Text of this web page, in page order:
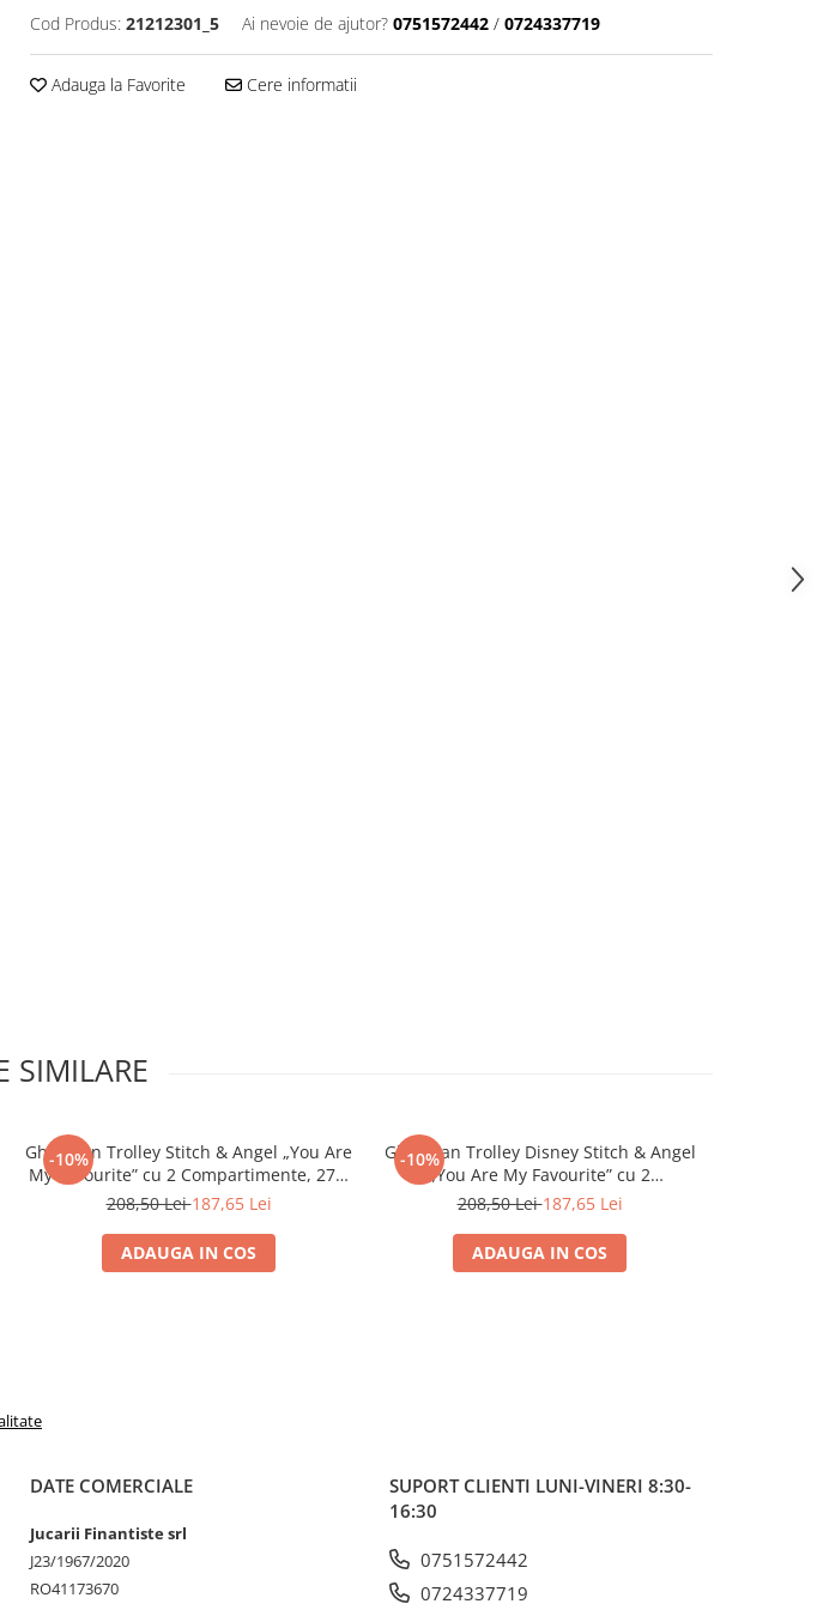
Cod Produs: 21212301_5 Ai nevoie de ajutor? 0751572442 / 0724337719
Adauga la Favorite Cere informatii
SIMILARE
-10%
Ghiozdan Trolley Stitch & Angel „You Are
My Favourite” cu 2 Compartimente, 27 ×
10 × 31 cm
208,50 Lei187,65 Lei
ADAUGA IN COS
-10%
Ghiozdan Trolley Disney Stitch & Angel
„You Are My Favourite” cu 2
Compartimente, 27 × 10 × 31 cm
208,50 Lei187,65 Lei
ADAUGA IN COS
DATE COMERCIALE
Jucarii Finantiste srl
J23/1967/2020
RO41173670
SUPORT CLIENTI LUNI-VINERI 8:30-
16:30
0751572442
0724337719